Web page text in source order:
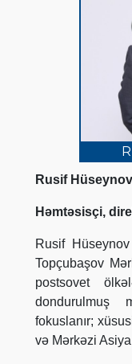
Rusif Hüseynov
Həmtəsisçi,
Rusif
Topçubaşov
postsovet
dondurulmuş
fokuslanır;
və Mərkəzi